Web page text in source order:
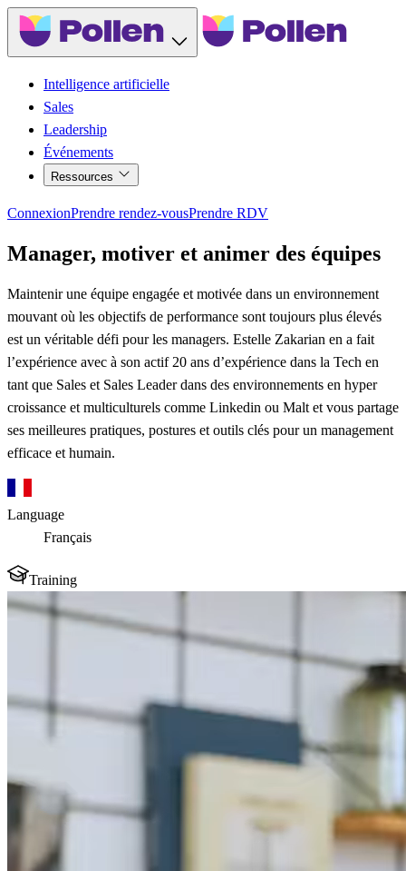
Intelligence artificielle
Sales
Leadership
Événements
Ressources
ConnexionPrendre rendez-vousPrendre RDV
Manager, motiver et animer des équipes
Maintenir une équipe engagée et motivée dans un environnement
mouvant où les objectifs de performance sont toujours plus élevés
est un véritable défi pour les managers. Estelle Zakarian en a fait
l’expérience avec à son actif 20 ans d’expérience dans la Tech en
tant que Sales et Sales Leader dans des environnements en hyper
croissance et multiculturels comme Linkedin ou Malt et vous partage
ses meilleures pratiques, postures et outils clés pour un management
efficace et humain.
Language
Français
Training